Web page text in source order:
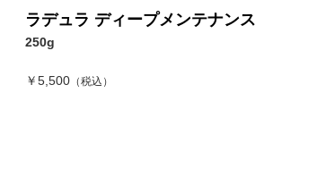
ラデュラ ディープメンテナンス
250g
￥5,500 （税込）